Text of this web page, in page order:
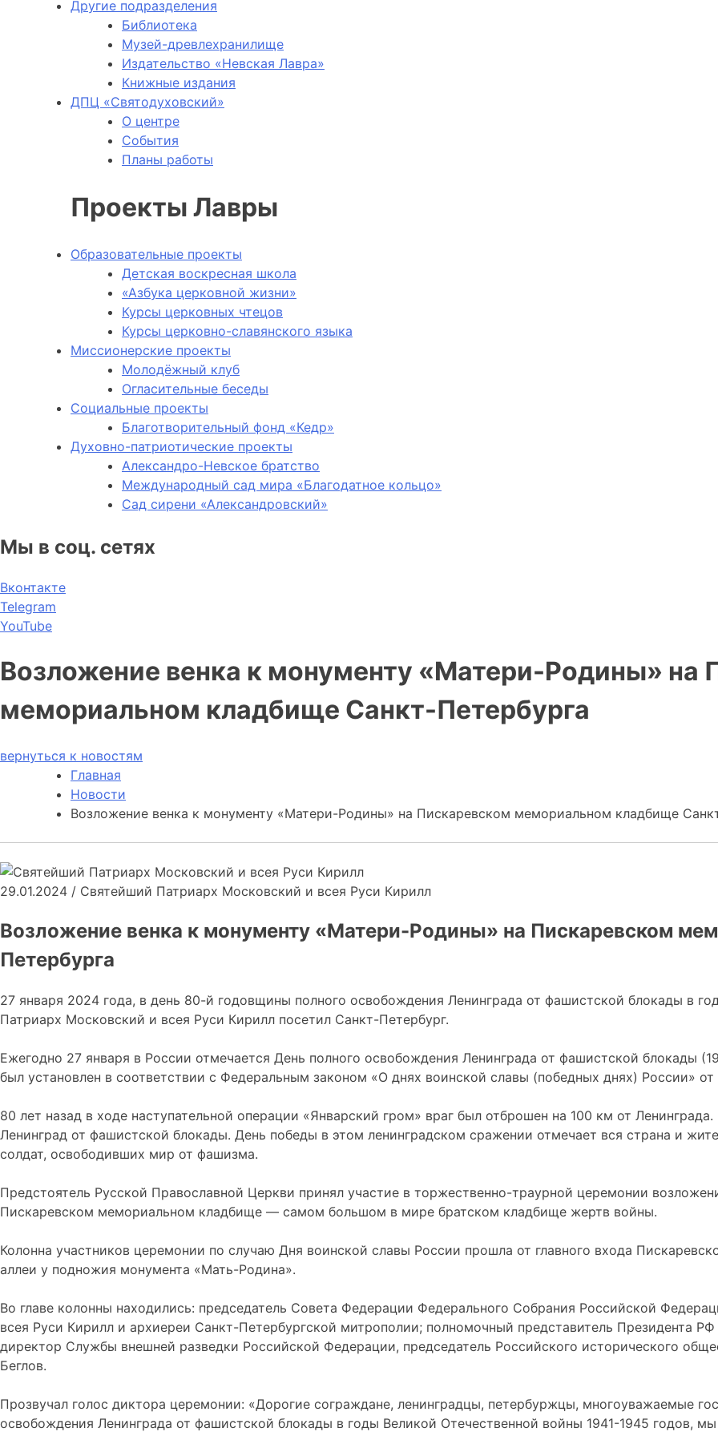
Другие подразделения
Библиотека
Музей-древлехранилище
Издательство «Невская Лавра»
Книжные издания
ДПЦ «Святодуховский»
О центре
События
Планы работы
Проекты Лавры
Образовательные проекты
Детская воскресная школа
«Азбука церковной жизни»
Курсы церковных чтецов
Курсы церковно-славянского языка
Миссионерские проекты
Молодёжный клуб
Огласительные беседы
Социальные проекты
Благотворительный фонд «Кедр»
Духовно-патриотические проекты
Александро-Невское братство
Международный сад мира «Благодатное кольцо»
Сад сирени «Александровский»
Мы в соц. сетях
Вконтакте
Telegram
YouTube
Возложение венка к монументу «Матери-Родины» на
мемориальном кладбище Санкт-Петербурга
вернуться к новостям
Главная
Новости
Возложение венка к монументу «Матери-Родины» на Пискаревском мемориальном кладбище
29.01.2024 / Святейший Патриарх Московский и всея Руси Кирилл
Возложение венка к монументу «Матери-Родины» на Пискаревском
Петербурга
27 января 2024 года, в день 80-й годовщины полного освобождения Ленинграда от фашистской блокады в
Патриарх Московский и всея Руси Кирилл посетил Санкт-Петербург.
Ежегодно 27 января в России отмечается День полного освобождения Ленинграда от фашистской блокады
был установлен в соответствии с Федеральным законом «О днях воинской славы (победных днях) России» от
80 лет назад в ходе наступательной операции «Январский гром» враг был отброшен на 100 км от
Ленинград от фашистской блокады. День победы в этом ленинградском сражении отмечает вся страна и
солдат, освободивших мир от фашизма.
Предстоятель Русской Православной Церкви принял участие в торжественно-траурной церемонии
Пискаревском мемориальном кладбище — самом большом в мире братском кладбище жертв войны.
Колонна участников церемонии по случаю Дня воинской славы России прошла от главного входа
аллеи у подножия монумента «Мать-Родина».
Во главе колонны находились: председатель Совета Федерации Федерального Собрания Российской
всея Руси Кирилл и архиереи Санкт-Петербургской митрополии; полномочный представитель Президента
директор Службы внешней разведки Российской Федерации, председатель Российского исторического
Беглов.
Прозвучал голос диктора церемонии: «Дорогие сограждане, ленинградцы, петербуржцы, многоуважаемые
освобождения Ленинграда от фашистской блокады в годы Великой Отечественной войны 1941-1945 годов,